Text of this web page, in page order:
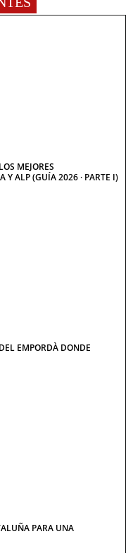
MEJORES
Y ALP (GUÍA 2026 · PARTE I)
EMPORDÀ DONDE
PARA UNA